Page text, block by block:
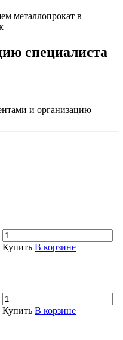
металлопрокат в
специалиста
и организацию
Купить В корзине
Купить В корзине